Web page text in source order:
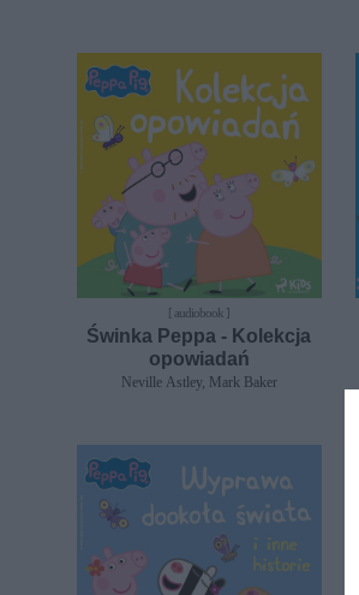
[ audiobook ]
Świnka Peppa - Kolekcja
opowiadań
Neville Astley, Mark Baker